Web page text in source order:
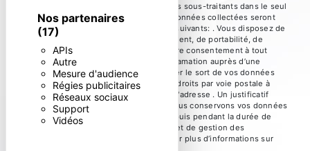
Nos partenaires
(17)
APIs
Autre
Mesure d'audience
Régies publicitaires
Réseaux sociaux
Support
Vidéos
informatisé. Elles sont destinées à et ses sous-traitants dans le seul
but de répondre à votre message. Les données collectées seront
communiquées aux seuls destinataires suivants: . Vous disposez de
droits d’accès, de rectification, d’effacement, de portabilité, de
limitation, d’opposition, de retrait de votre consentement à tout
moment et du droit d’introduire une réclamation auprès d’une
autorité de contrôle, ainsi que d’organiser le sort de vos données
post-mortem. Vous pouvez exercer ces droits par voie postale à
l'adresse ou par courrier électronique à l'adresse . Un justificatif
d'identité pourra vous être demandé. Nous conservons vos données
pendant la période de prise de contact puis pendant la durée de
prescription légale aux fins probatoires et de gestion des
contentieux. Consultez le site cnil.fr pour plus d’informations sur